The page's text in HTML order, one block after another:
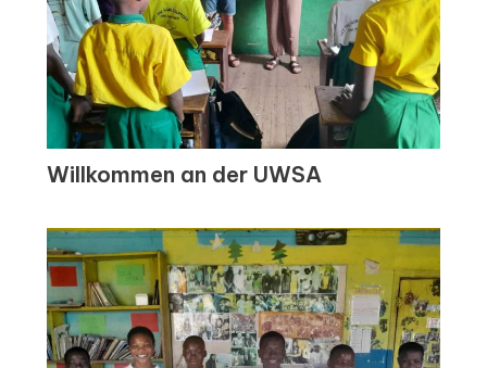
Willkommen an der UWSA